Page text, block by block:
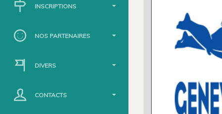
INSCRIPTIONS
NOS PARTENAIRES
DIVERS
CONTACTS